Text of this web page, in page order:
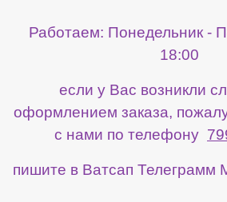
Работаем: Понедельник -
18:00
если у Вас возникли
оформлением заказа,
с нами по телефону
пишите в Ватсап Телеграмм